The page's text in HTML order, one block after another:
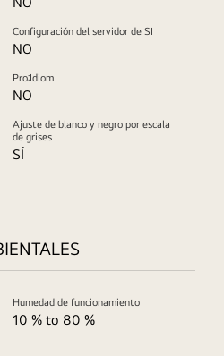
Configuración del servidor de SI
NO
Pro:Idiom
NO
Ajuste de blanco y negro por escala
de grises
SÍ
Humedad de funcionamiento
10 % to 80 %